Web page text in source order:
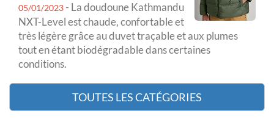
05/01/2023 - La doudoune Kathmandu
NXT-Level est chaude, confortable et
très légère grâce au duvet traçable et aux plumes
tout en étant biodégradable dans certaines
conditions.
TOUTES LES CATÉGORIES